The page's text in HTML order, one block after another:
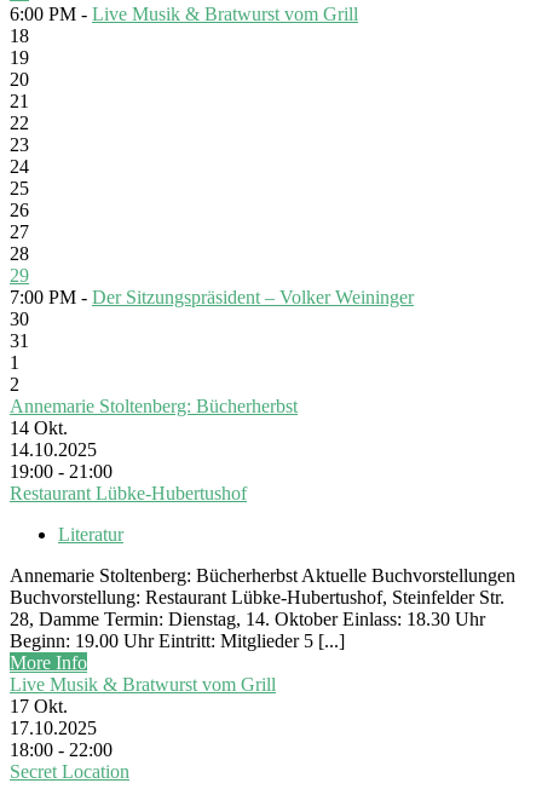
6:00 PM - Live Musik & Bratwurst vom Grill
18
19
20
21
22
23
24
25
26
27
28
29
7:00 PM - Der Sitzungspräsident – Volker Weininger
30
31
1
2
Annemarie Stoltenberg: Bücherherbst
14 Okt.
14.10.2025
19:00 - 21:00
Restaurant Lübke-Hubertushof
Literatur
Annemarie Stoltenberg: Bücherherbst Aktuelle Buchvorstellungen
Buchvorstellung: Restaurant Lübke-Hubertushof, Steinfelder Str.
28, Damme Termin: Dienstag, 14. Oktober Einlass: 18.30 Uhr
Beginn: 19.00 Uhr Eintritt: Mitglieder 5 [...]
More Info
Live Musik & Bratwurst vom Grill
17 Okt.
17.10.2025
18:00 - 22:00
Secret Location